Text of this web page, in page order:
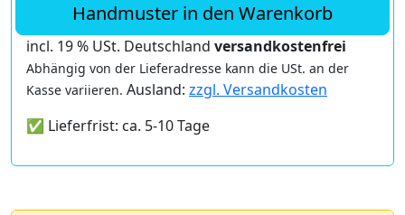
Handmuster in den Warenkorb
incl. 19 % USt. Deutschland versandkostenfrei
Abhängig von der Lieferadresse kann die USt. an der
Kasse variieren. Ausland: zzgl. Versandkosten
✅ Lieferfrist: ca. 5-10 Tage